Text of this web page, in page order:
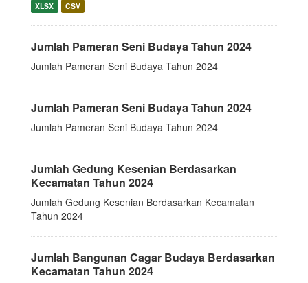
XLSX CSV
Jumlah Pameran Seni Budaya Tahun 2024
Jumlah Pameran Seni Budaya Tahun 2024
Jumlah Pameran Seni Budaya Tahun 2024
Jumlah Pameran Seni Budaya Tahun 2024
Jumlah Gedung Kesenian Berdasarkan
Kecamatan Tahun 2024
Jumlah Gedung Kesenian Berdasarkan Kecamatan
Tahun 2024
Jumlah Bangunan Cagar Budaya Berdasarkan
Kecamatan Tahun 2024